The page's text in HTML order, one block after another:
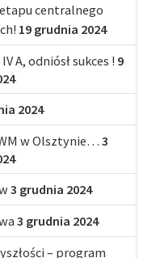
centralnego
19 grudnia 2024
A, odniósł sukces ! 9
2024
w Olsztynie… 3
3 grudnia 2024
3 grudnia 2024
– program